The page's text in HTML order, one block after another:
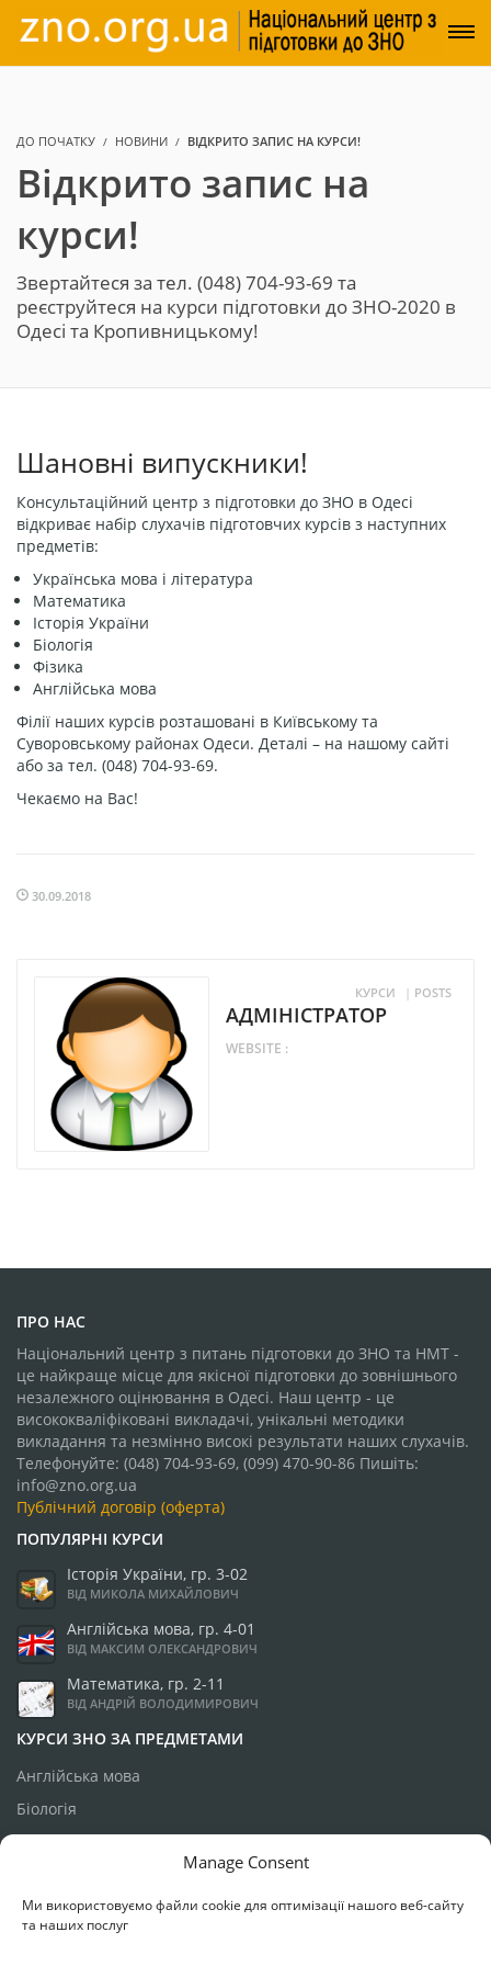
Manage Consent
Ми використовуємо файли cookie для оптимізації нашого веб-сайту
та наших послуг
ДО ПОЧАТКУ НОВИНИ ВІДКРИТО ЗАПИС НА КУРСИ!
Відкрито запис на
курси!
Звертайтеся за тел. (048) 704-93-69 та
реєструйтеся на курси підготовки до ЗНО-2020 в
Одесі та Кропивницькому!
Шановні випускники!
Консультаційний центр з підготовки до ЗНО в Одесі
відкриває набір слухачів підготовчих курсів з наступних
предметів:
Українська мова і література
Математика
Історія України
Біологія
Фізика
Англійська мова
Філії наших курсів розташовані в Київському та
Суворовському районах Одеси. Деталі – на нашому сайті
або за тел. (048) 704-93-69.
Чекаємо на Вас!
30.09.2018
POSTS
|
КУРСИ
АДМІНІСТРАТОР
WEBSITE :
ПРО НАС
Національний центр з питань підготовки до ЗНО та НМТ -
це найкраще місце для якісної підготовки до зовнішнього
незалежного оцінювання в Одесі. Наш центр - це
висококваліфіковані викладачі, унікальні методики
викладання та незмінно високі результати наших слухачів.
Телефонуйте: (048) 704-93-69, (099) 470-90-86 Пишіть:
info@zno.org.ua
Публічний договір (оферта)
ПОПУЛЯРНІ КУРСИ
Історія України, гр. 3-02
ВІД МИКОЛА МИХАЙЛОВИЧ
Англійська мова, гр. 4-01
ВІД МАКСИМ ОЛЕКСАНДРОВИЧ
Математика, гр. 2-11
ВІД АНДРІЙ ВОЛОДИМИРОВИЧ
КУРСИ ЗНО ЗА ПРЕДМЕТАМИ
Англійська мова
Біологія
Географія
Математика
Українська мова